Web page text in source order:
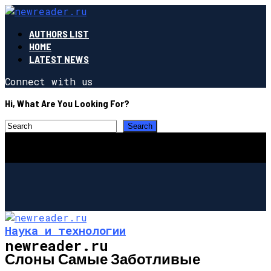
AUTHORS LIST
HOME
LATEST NEWS
Connect with us
Hi, What Are You Looking For?
newreader.ru
Наука и технологии
Слоны Самые Заботливые